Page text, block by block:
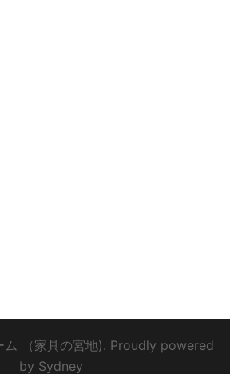
（家具の宮地). Proudly powered
by Sydney